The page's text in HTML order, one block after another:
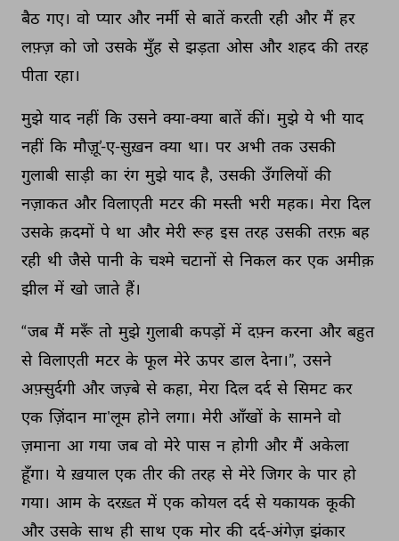
बैठ गए। वो प्यार और नर्मी से बातें करती रही और मैं हर
लफ़्ज़ को जो उसके मुँह से झड़ता ओस और शहद की तरह
पीता रहा।
मुझे याद नहीं कि उसने क्या-क्या बातें कीं। मुझे ये भी याद
नहीं कि मौज़ू’-ए-सुख़न क्या था। पर अभी तक उसकी
गुलाबी साड़ी का रंग मुझे याद है, उसकी उँगलियों की
नज़ाकत और विलाएती मटर की मस्ती भरी महक। मेरा दिल
उसके क़दमों पे था और मेरी रूह इस तरह उसकी तरफ़ बह
रही थी जैसे पानी के चश्मे चटानों से निकल कर एक अमीक़
झील में खो जाते हैं।
“जब मैं मरूँ तो मुझे गुलाबी कपड़ों में दफ़्न करना और बहुत
से विलाएती मटर के फूल मेरे ऊपर डाल देना।”, उसने
अफ़्सुर्दगी और जज़्बे से कहा, मेरा दिल दर्द से सिमट कर
एक ज़िंदान मा'लूम होने लगा। मेरी आँखों के सामने वो
ज़माना आ गया जब वो मेरे पास न होगी और मैं अकेला
हूँगा। ये ख़याल एक तीर की तरह से मेरे जिगर के पार हो
गया। आम के दरख़्त में एक कोयल दर्द से यकायक कूकी
और उसके साथ ही साथ एक मोर की दर्द-अंगेज़ झंकार